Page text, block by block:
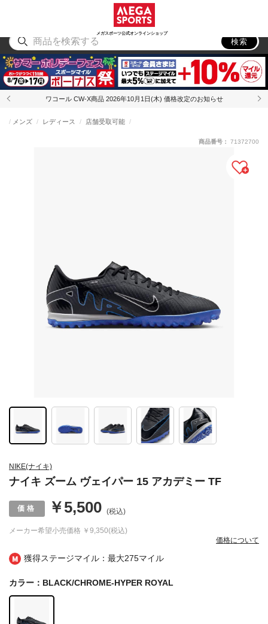
メガスポーツ公式オンラインショップ
アウトドア
検索
ワコール CW-X商品 2026年10月1日(木) 価格改定のお知らせ
獲得ステージマイル：最大275マイル
NIKE(ナイキ)
ナイキ ズーム ヴェイパー 15 アカデミー TF
メンズ レディース 店舗受取可能
メーカー希望小売価格 ￥9,350(税込)
￥5,500 (税込)
価格について
商品番号： 71372700
カラー：BLACK/CHROME-HYPER ROYAL